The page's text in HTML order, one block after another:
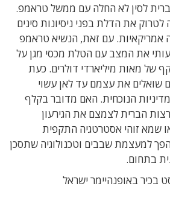
לסין לא החלה עם ממשל טראמפ.
את הדלת בפני ניסיונות סינים
אמריקאיות. עם זאת, הנשיא טראמפ
את המצב עם הטלת מכסי מגן על
של מאות מיליארדי דולרים. כעת
שואלים את עצמם עד לאן עשוי
הנוכחית. האם מדובר בקלף
הברית לצמצם את הגירעון
שמא זוהי אסטרטגיה התקפית
למעצמת שבבים וטכנולוגיה שתסכן
בתחום.